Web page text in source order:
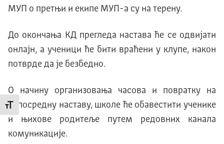
Промени величину слова
МУП о претњи и екипе МУП-а су на терену.
До окончања КД прегледа настава ће се одвијати
онлајн, а ученици ће бити враћени у клупе, након
потврде да је безбедно.
О начину организовања часова и повратку на
непосредну наставу, школе ће обавестити ученике
и њихове родитеље путем редовних канала
комуникације.